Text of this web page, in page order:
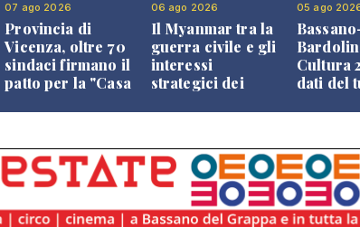
07 ago 2026
Provincia di
Vicenza, oltre 70
sindaci firmano il
patto per la "Casa
06 ago 2026
Il Myanmar tra la
guerra civile e gli
interessi
strategici dei
05 ago
Cultura
dati del